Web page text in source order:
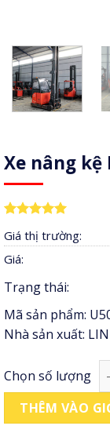
Xe nâng kệ
dựa trên
đánh giá
Giá thị trường:
Giá:
Trạng thái:
Mã sản phẩm:
Nhà sản xuất:
Chọn số lượng
THÊM VÀO